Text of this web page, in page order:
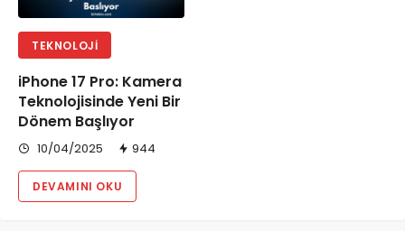
TEKNOLOJI
iPhone 17 Pro: Kamera
Teknolojisinde Yeni Bir
Dönem Başlıyor
10/04/2025 944
DEVAMINI OKU